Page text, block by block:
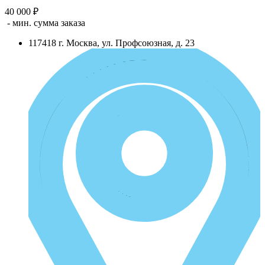
40 000 ₽
- мин. сумма заказа
117418 г. Москва, ул. Профсоюзная, д. 23